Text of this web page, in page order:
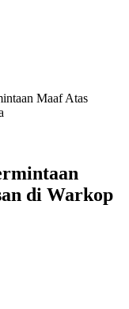
Maaf Atas
di Warkop